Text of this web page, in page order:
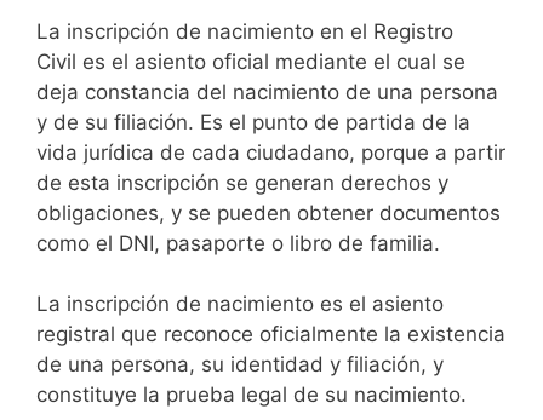
La inscripción de nacimiento en el Registro
Civil es el asiento oficial mediante el cual se
deja constancia del nacimiento de una persona
y de su filiación. Es el punto de partida de la
vida jurídica de cada ciudadano, porque a partir
de esta inscripción se generan derechos y
obligaciones, y se pueden obtener documentos
como el DNI, pasaporte o libro de familia.
La inscripción de nacimiento es el asiento
registral que reconoce oficialmente la existencia
de una persona, su identidad y filiación, y
constituye la prueba legal de su nacimiento.